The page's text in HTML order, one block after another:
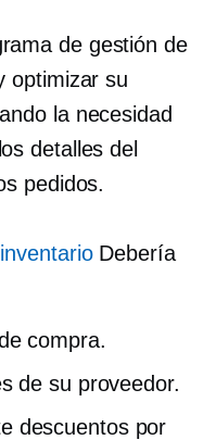
de gestión de
optimizar su
la necesidad
detalles del
pedidos.
Debería
compra.
de su proveedor.
descuentos por